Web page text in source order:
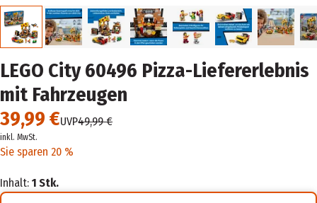
LEGO City 60496 Pizza-Liefererlebnis
mit Fahrzeugen
39,99 €UVP49,99 €
inkl. MwSt.
Sie sparen 20 %
Inhalt: 1 Stk.